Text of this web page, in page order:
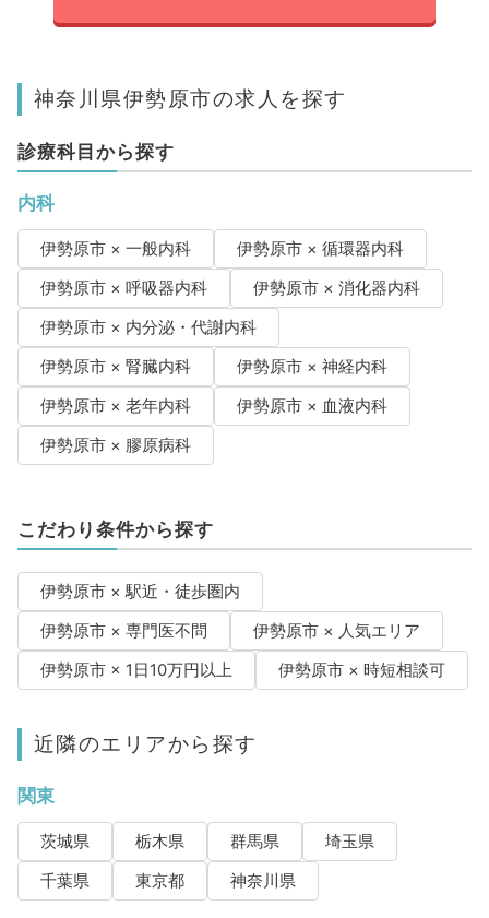
神奈川県伊勢原市の求人を探す
診療科目から探す
内科
伊勢原市 × 一般内科
伊勢原市 × 循環器内科
伊勢原市 × 呼吸器内科
伊勢原市 × 消化器内科
伊勢原市 × 内分泌・代謝内科
伊勢原市 × 腎臓内科
伊勢原市 × 神経内科
伊勢原市 × 老年内科
伊勢原市 × 血液内科
伊勢原市 × 膠原病科
こだわり条件から探す
伊勢原市 × 駅近・徒歩圏内
伊勢原市 × 専門医不問
伊勢原市 × 人気エリア
伊勢原市 × 1日10万円以上
伊勢原市 × 時短相談可
近隣のエリアから探す
関東
茨城県 栃木県 群馬県
埼玉県
千葉県
東京都 神奈川県